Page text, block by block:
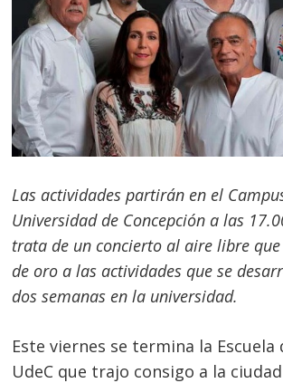
Las actividades partirán en el
Universidad de Concepción a las
trata de un concierto al aire libre
de oro a las actividades que se
dos semanas en la universidad.
Este viernes se termina la Escuela
UdeC que trajo consigo a la